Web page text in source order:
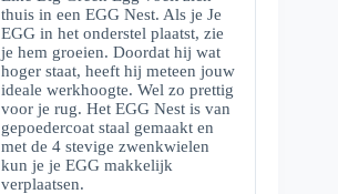
thuis in een EGG Nest. Als je Je
EGG in het onderstel plaatst, zie
je hem groeien. Doordat hij wat
hoger staat, heeft hij meteen jouw
ideale werkhoogte. Wel zo prettig
voor je rug. Het EGG Nest is van
gepoedercoat staal gemaakt en
met de 4 stevige zwenkwielen
kun je je EGG makkelijk
verplaatsen.